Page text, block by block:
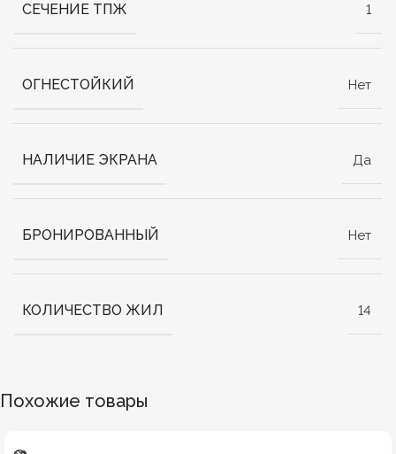
СЕЧЕНИЕ ТПЖ 1
ОГНЕСТОЙКИЙ Нет
НАЛИЧИЕ ЭКРАНА Да
БРОНИРОВАННЫЙ Нет
КОЛИЧЕСТВО ЖИЛ 14
Похожие товары